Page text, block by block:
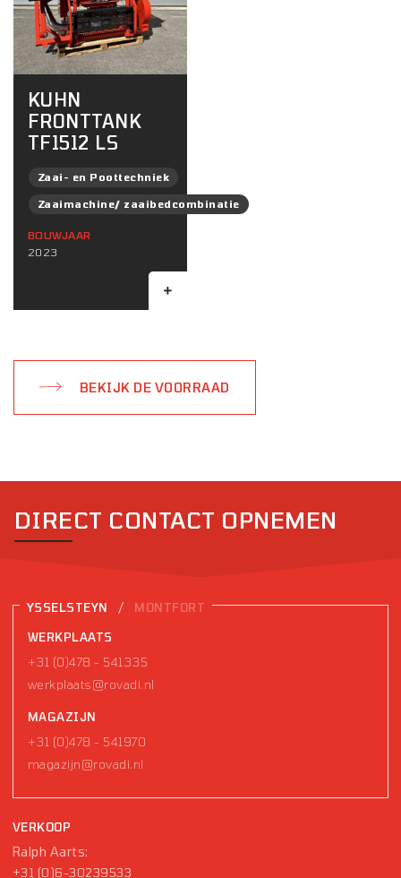
KUHN
FRONTTANK
TF1512 LS
Zaai- en Poottechniek
Zaaimachine/ zaaibedcombinatie
BOUWJAAR
2023
BEKIJK DE VOORRAAD
DIRECT CONTACT OPNEMEN
YSSELSTEYN / MONTFORT
WERKPLAATS
+31 (0)478 - 541335
werkplaats@rovadi.nl
MAGAZIJN
+31 (0)478 - 541970
magazijn@rovadi.nl
VERKOOP
Ralph Aarts:
+31 (0)6-30239533